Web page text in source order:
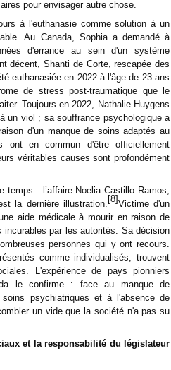
pour envisager autre chose.
à l'euthanasie comme solution à un
Au Canada, Sophia a demandé à
d'errance au sein d'un système
décent, Shanti de Corte, rescapée des
euthanasiée en 2022 à l'âge de 23 ans
de stress post-traumatique que le
Toujours en 2022, Nathalie Huygens
un viol ; sa souffrance psychologique a
d'un manque de soins adaptés au
ont en commun d'être officiellement
véritables causes sont profondément
: l’affaire Noelia Castillo Ramos,
la dernière illustration. [8]Victime d'un
aide médicale à mourir en raison de
par les autorités. Sa décision
personnes qui y ont recours.
comme individualisés, trouvent
L'expérience de pays pionniers
le confirme : face au manque de
psychiatriques et à l'absence de
un vide que la société n'a pas su
et la responsabilité du législateur